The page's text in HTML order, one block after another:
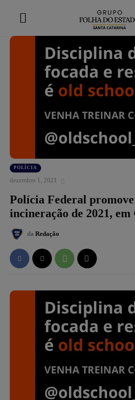
POLÍCIA
dezembro 1, 2021
Polícia Federal promove
incineração de 2021,
da Redação